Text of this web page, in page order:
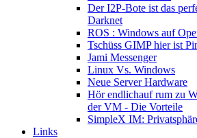
Der I2P-Bote ist das
Darknet
ROS : Windows auf
Tschüss GIMP hier ist
Jami Messenger
Linux Vs. Windows
Neue Server Hardware
Hör endlichauf rum zu
der VM - Die Vorteile
SimpleX IM:
Links